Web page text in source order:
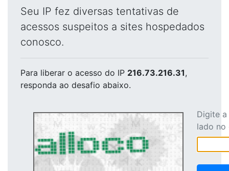
Seu IP fez diversas tentativas de
acessos suspeitos a sites hospedados
conosco.
Para liberar o acesso do IP 216.73.216.31,
responda ao desafio abaixo.
Digite
lado no